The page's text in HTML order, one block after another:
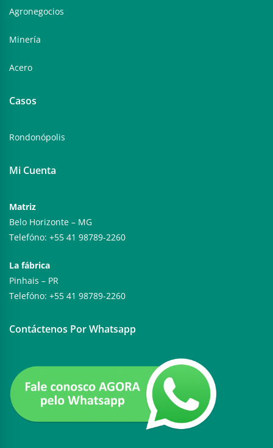
Agronegocios
Minería
Acero
Casos
Rondonópolis
Mi Cuenta
Matriz
Belo Horizonte – MG
Telefóno: +55 41 98789-2260
La fábrica
Pinhais – PR
Telefóno: +55 41 98789-2260
Contáctenos Por Whatsapp